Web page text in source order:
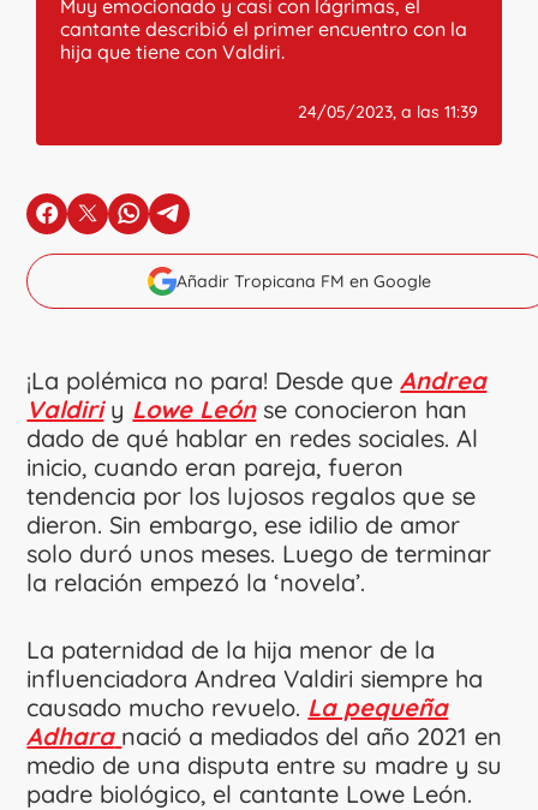
Muy emocionado y casi con lágrimas, el
cantante describió el primer encuentro con la
hija que tiene con Valdiri.
24/05/2023, a las 11:39
en Facebook
en Xen Whatsapp
en Telegram
Añadir Tropicana FM en Google
¡La polémica no para! Desde queAndrea
Valdiriy Lowe Leónse conocieron han
dado de qué hablar en redes sociales. Al
inicio, cuando eran pareja, fueron
tendencia por los lujosos regalos que se
dieron. Sin embargo, ese idilio de amor
solo duró unos meses. Luego de terminar
la relación empezó la ‘novela’.
La paternidad de la hija menor de la
influenciadora Andrea Valdiri siempre ha
causado mucho revuelo. La pequeña
Adhara nació a mediados del año 2021 en
medio de una disputa entre su madre y su
padre biológico, el cantante Lowe León.